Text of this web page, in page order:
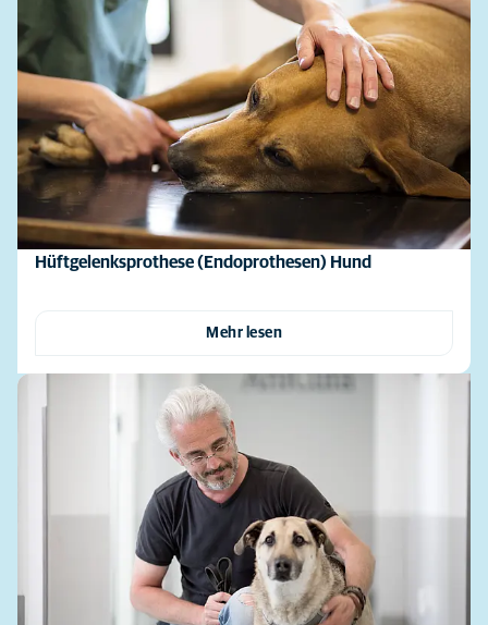
Hüftgelenksprothese (Endoprothesen) Hund
Mehr lesen